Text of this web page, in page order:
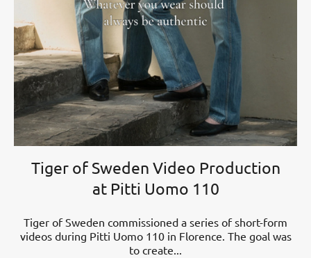
Tiger of Sweden Video Production
at Pitti Uomo 110
Tiger of Sweden commissioned a series of short-form
videos during Pitti Uomo 110 in Florence. The goal was
to create...